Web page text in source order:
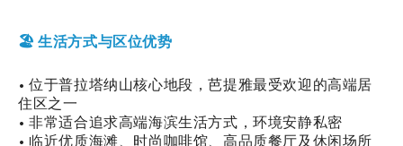
🏖️ 生活方式与区位优势
• 位于普拉塔纳山核心地段，芭提雅最受欢迎的高端居
住区之一
• 非常适合追求高端海滨生活方式，环境安静私密
• 临近优质海滩、时尚咖啡馆、高品质餐厅及休闲场所